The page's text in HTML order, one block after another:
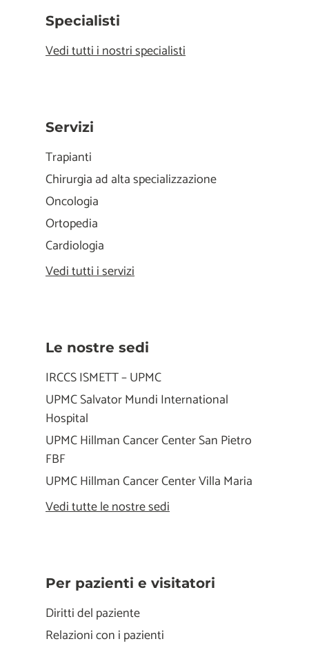
Specialisti
Vedi tutti i nostri specialisti
Servizi
Trapianti
Chirurgia ad alta specializzazione
Oncologia
Ortopedia
Cardiologia
Vedi tutti i servizi
Le nostre sedi
IRCCS ISMETT – UPMC
UPMC Salvator Mundi International
Hospital
UPMC Hillman Cancer Center San Pietro
FBF
UPMC Hillman Cancer Center Villa Maria
Vedi tutte le nostre sedi
Per pazienti e visitatori
Diritti del paziente
Relazioni con i pazienti